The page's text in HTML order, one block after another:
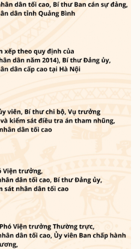
Trải nghiệm
Chuyển đổi số
Đời sống
Nhà đẹp